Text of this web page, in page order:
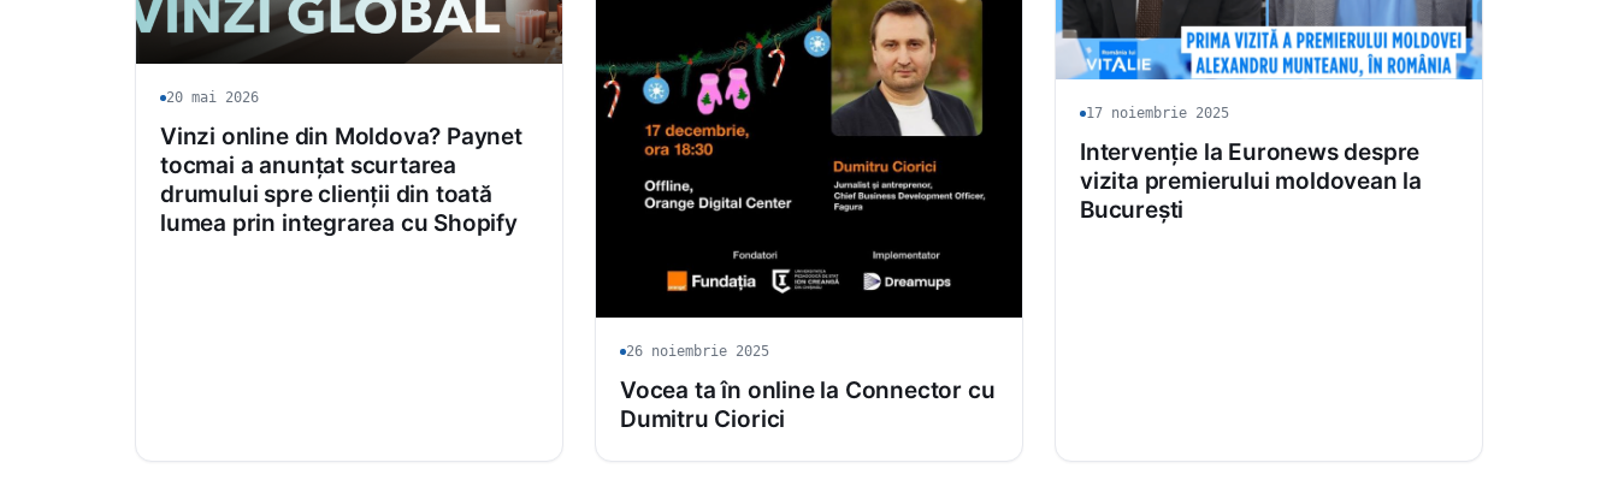
20 mai 2026
Vinzi online din Moldova? Paynet
tocmai a anunțat scurtarea
drumului spre clienții din toată
lumea prin integrarea cu Shopify
26 noiembrie 2025
Vocea ta în online la Connector cu
Dumitru Ciorici
17 noiembrie 2025
Intervenție la Euronews despre
vizita premierului moldovean la
București